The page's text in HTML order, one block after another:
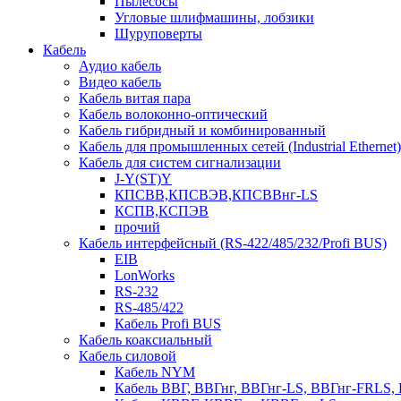
Угловые шлифмашины, лобзики
Шуруповерты
Кабель
Аудио кабель
Видео кабель
Кабель витая пара
Кабель волоконно-оптический
Кабель гибридный и комбинированный
Кабель для промышленных сетей (Industrial Ethernet)
Кабель для систем сигнализации
J-Y(ST)Y
КПСВВ,КПСВЭВ,КПСВВнг-LS
КСПВ,КСПЭВ
прочий
Кабель интерфейсный (RS-422/485/232/Profi BUS)
EIB
LonWorks
RS-232
RS-485/422
Кабель Profi BUS
Кабель коаксиальный
Кабель силовой
Кабель NYM
Кабель ВВГ, ВВГнг, ВВГнг-LS, ВВГнг-